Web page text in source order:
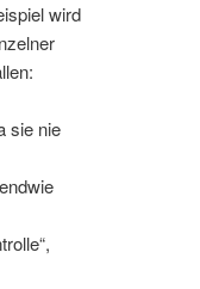
wird
sie nie